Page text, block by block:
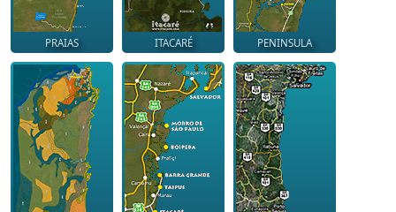
PRAIAS ITACARÉ PENINSULA